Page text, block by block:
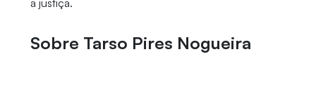
a justiça.
Sobre Tarso Pires Nogueira